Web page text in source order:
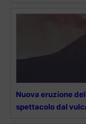
Nuova eruzione
spettacolo dal